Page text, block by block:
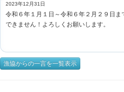
2023年12月31日
令和６年１月１日～令和６年２月２９日
できません！よろしくお願いします。
漁協からの一言を一覧表示